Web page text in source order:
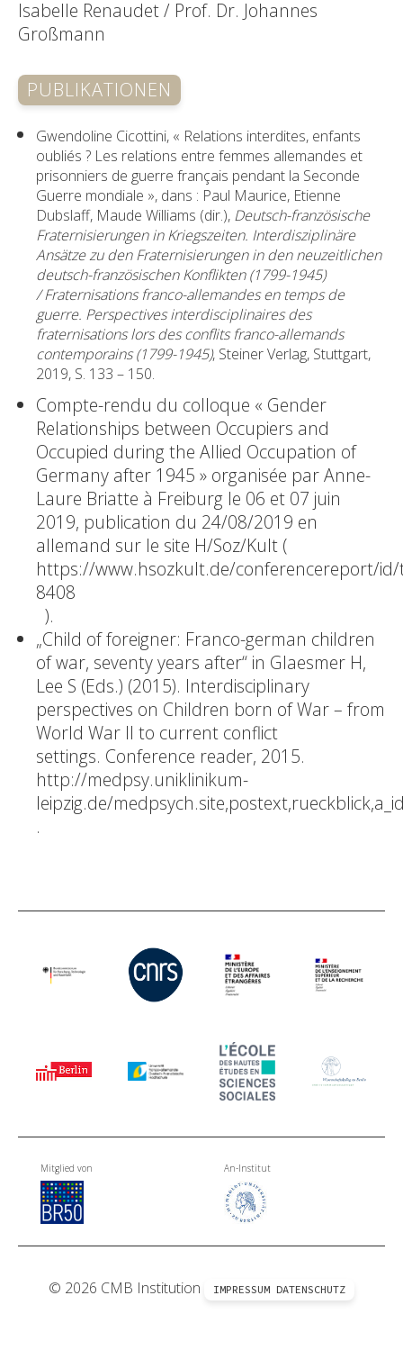
Isabelle Renaudet / Prof. Dr. Johannes
Großmann
PUBLIKATIONEN
Gwendoline Cicottini, « Relations interdites, enfants
oubliés ? Les relations entre femmes allemandes et
prisonniers de guerre français pendant la Seconde
Guerre mondiale », dans : Paul Maurice, Etienne
Dubslaff, Maude Williams (dir.), Deutsch-französische
Fraternisierungen in Kriegszeiten. Interdisziplinäre
Ansätze zu den Fraternisierungen in den neuzeitlichen
deutsch-französischen Konflikten (1799-1945)
/Fraternisations franco-allemandes en temps de
guerre. Perspectives interdisciplinaires des
fraternisations lors des conflits franco-allemands
contemporains (1799-1945), Steiner Verlag, Stuttgart,
2019, S. 133 – 150.
Compte-rendu du colloque « Gender
Relationships between Occupiers and
Occupied during the Allied Occupation of
Germany after 1945 » organisée par Anne-
Laure Briatte à Freiburg le 06 et 07 juin
2019, publication du 24/08/2019 en
allemand sur le site H/Soz/Kult (
https://www.hsozkult.de/conferencereport/
8408
).
„Child of foreigner: Franco-german children
of war, seventy years after“ in Glaesmer H,
Lee S (Eds.) (2015). Interdisciplinary
perspectives on Children born of War – from
World War II to current conflict
settings. Conference reader, 2015.
http://medpsy.uniklinikum-
leipzig.de/
.
Mitglied von An-Institut
© 2026 CMB Institution IMPRESSUM DATENSCHUTZ